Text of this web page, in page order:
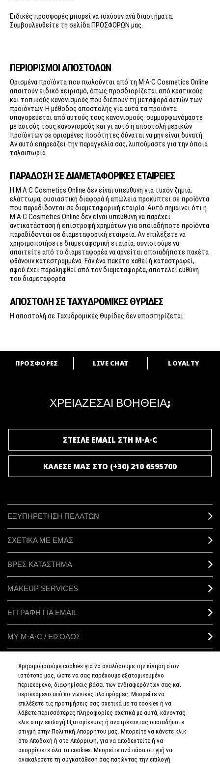
Ειδικές προσφορές μπορεί να ισχύουν ανά διαστήματα.
Συμβουλευθείτε τη σελίδαΠΡΟΣΦΟΡΩΝ μας.
ΠΕΡΙΟΡΙΣΜΟΙ ΑΠΟΣΤΟΛΩΝ
Ορισμένα προϊόντα που πωλούνται από τη M·A·C Cosmetics Online
απαιτούν ειδικό χειρισμό, όπως προσδιορίζεται από κρατικούς
και τοπικούς κανονισμούς που διέπουν τη μεταφορά αυτών των
προϊόντων. Η μέθοδος αποστολής για αυτά τα προϊόντα
υπαγορεύεται από αυτούς τους κανονισμούς: συμμορφωνόμαστε
με αυτούς τους κανονισμούς και γι αυτό η αποστολή μερικών
προϊόντων σε ορισμένες ποσότητες δύναται να μην είναι δυνατή.
Αν αυτό επηρεάζει την παραγγελία σας, λυπούμαστε για την όποια
ταλαιπωρία.
ΠΑΡΑΔΟΣΗ ΣΕ ΔΙΑΜΕΤΑΦΟΡΙΚΕΣ ΕΤΑΙΡΕΙΕΣ
Η M·A·C Cosmetics Online δεν είναι υπεύθυνη για τυχόν ζημιά,
ελάττωμα, ουσιαστική διαφορά ή απώλεια προκύπτει σε προϊόντα
που παραδίδονται σε διαμεταφορική εταιρία. Αυτό σημαίνει ότι η
M·A·C Cosmetics Online δεν είναι υπεύθυνη να παρέχει
αντικατάσταση ή επιστροφή χρημάτων για οποιαδήποτε προϊόντα
παραδίδονται σε διαμεταφορική εταιρεία. Αν επιλέξετε να
χρησιμοποιήσετε διαμεταφορική εταιρία, συνιστούμε να
απαιτείτε από το διαμεταφορέα να αρνείται οποιαδήποτε πακέτα
φθάνουν κατεστραμμένα. Εάν ένα πακέτο χαθεί ή καταστραφεί,
αφού έχει παραληφθεί από τον διαμεταφορέα, αποτελεί ευθύνη
του διαμεταφορέα.
ΑΠΟΣΤΟΛΗ ΣΕ ΤΑΧΥΔΡΟΜΙΚΕΣ ΘΥΡΙΔΕΣ
Η αποστολή σε Ταχυδρομικές Θυρίδες δεν υποστηρίζεται.
ARE YOU A M·A·C LOVER?
ΠΡΟΣΦΟΡΕΣ LIVE CHAT LOYALTY
ΧΡΕΙΑΖΕΣΑΙ ΒΟΗΘΕΙΑ;
ΣΤΕΙΛΕ EMAIL ΣΤΗ M·A·C
ΚΑΛΕΣΕ ΜΑΣ ΣΤΟ (+30) 210 6595700
ΕΞΥΠΗΡΕΤΗΣΗ ΠΕΛΑΤΩΝ
ΣΧΕΤΙΚΑ ΜΕ ΕΜΑΣ
ΒΡΕΣ ΚΑΤΑΣΤΗΜΑ
MAKEUP SERVICES
ΕΓΓΡΑΦΗ ΓΙΑ EMAIL
ΜΥ M·A·C / ΕΙΣΟΔΟΣ
ΣΥΝΔΕΘΕΙΤΕ
ΠΟΛΙΤΙΚΗ
ΑΠΟΡΡΗΤΟΥ
ΟΡΟΙ &
ΠΡΟΥΠΟΘΕΣΕΙΣ
ΟΡΟΙ
Χρησιμοποιούμε cookies για να αναλύσουμε την κίνηση στον
ιστότοπό μας, ώστε να σας παρέχουμε εξατομικευμένο
περιεχόμενο, διαφημίσεις βάσει των ενδιαφερόντων σας και
περιεχόμενο από κοινωνικές πλατφόρμες. Μπορείτε να
επιλέξετε τις προτιμήσεις σας σχετικά με τα cookies ή να
λάβετε περισσότερες πληροφορίες σχετικά με αυτά, κάνοντας
κλικ στην επιλογή Εξατομίκευση ή ανατρέχοντας οποιαδήποτε
στιγμή στην Πολιτική Απορρήτου μας. Μπορείτε να κάνετε κλικ
στο Αποδοχή ή στο Απόρριψη, για να αποδεχτείτε ή να
απορρίψετε όλα τα cookies. Μπορείτε ανά πάσα στιγμή να
ανακαλέσετε τη συγκατάθεσή σας πατώντας την επιλογή